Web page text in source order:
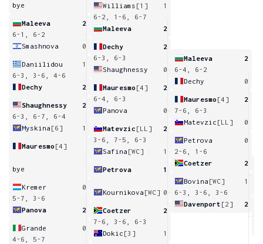
bye
Maleeva
2
6-1, 6-2
Smashnova
0
Daniilidou
1
6-3, 3-6, 4-6
Dechy
2
Shaughnessy
2
6-3, 6-7, 6-4
Myskina [6] 1
Mauresmo [4]
bye
Kremer
0
5-7, 3-6
Panova
2
Grande
0
4-6, 5-7
Williams [1]
1
6-2, 1-6, 6-7
Maleeva
2
Dechy
2
6-3, 6-3
Shaughnessy
0
Mauresmo [4]
2
6-4, 6-3
Panova
0
Matevzic [LL]
2
3-6, 7-5, 6-3
Safina [WC] 1
Petrova 1
Kournikova [WC] 0
Coetzer
2
7-6, 3-6, 6-3
Dokic [3] 1
Maleeva
2
6-4, 6-2
Dechy
0
Mauresmo [4]
2
7-6, 6-3
Matevzic [LL] 0
Petrova
0
2-6, 1-6
Coetzer
2
Bovina [WC]
1
6-3, 3-6, 3-6
Davenport [2] 2